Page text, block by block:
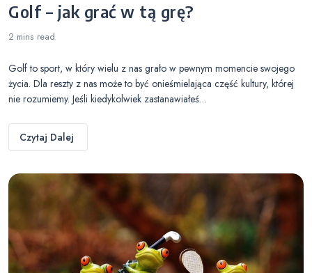
Golf – jak grać w tą grę?
2 mins read
Golf to sport, w który wielu z nas grało w pewnym momencie swojego
życia. Dla reszty z nas może to być onieśmielająca część kultury, której
nie rozumiemy. Jeśli kiedykolwiek zastanawiałeś…
Czytaj Dalej